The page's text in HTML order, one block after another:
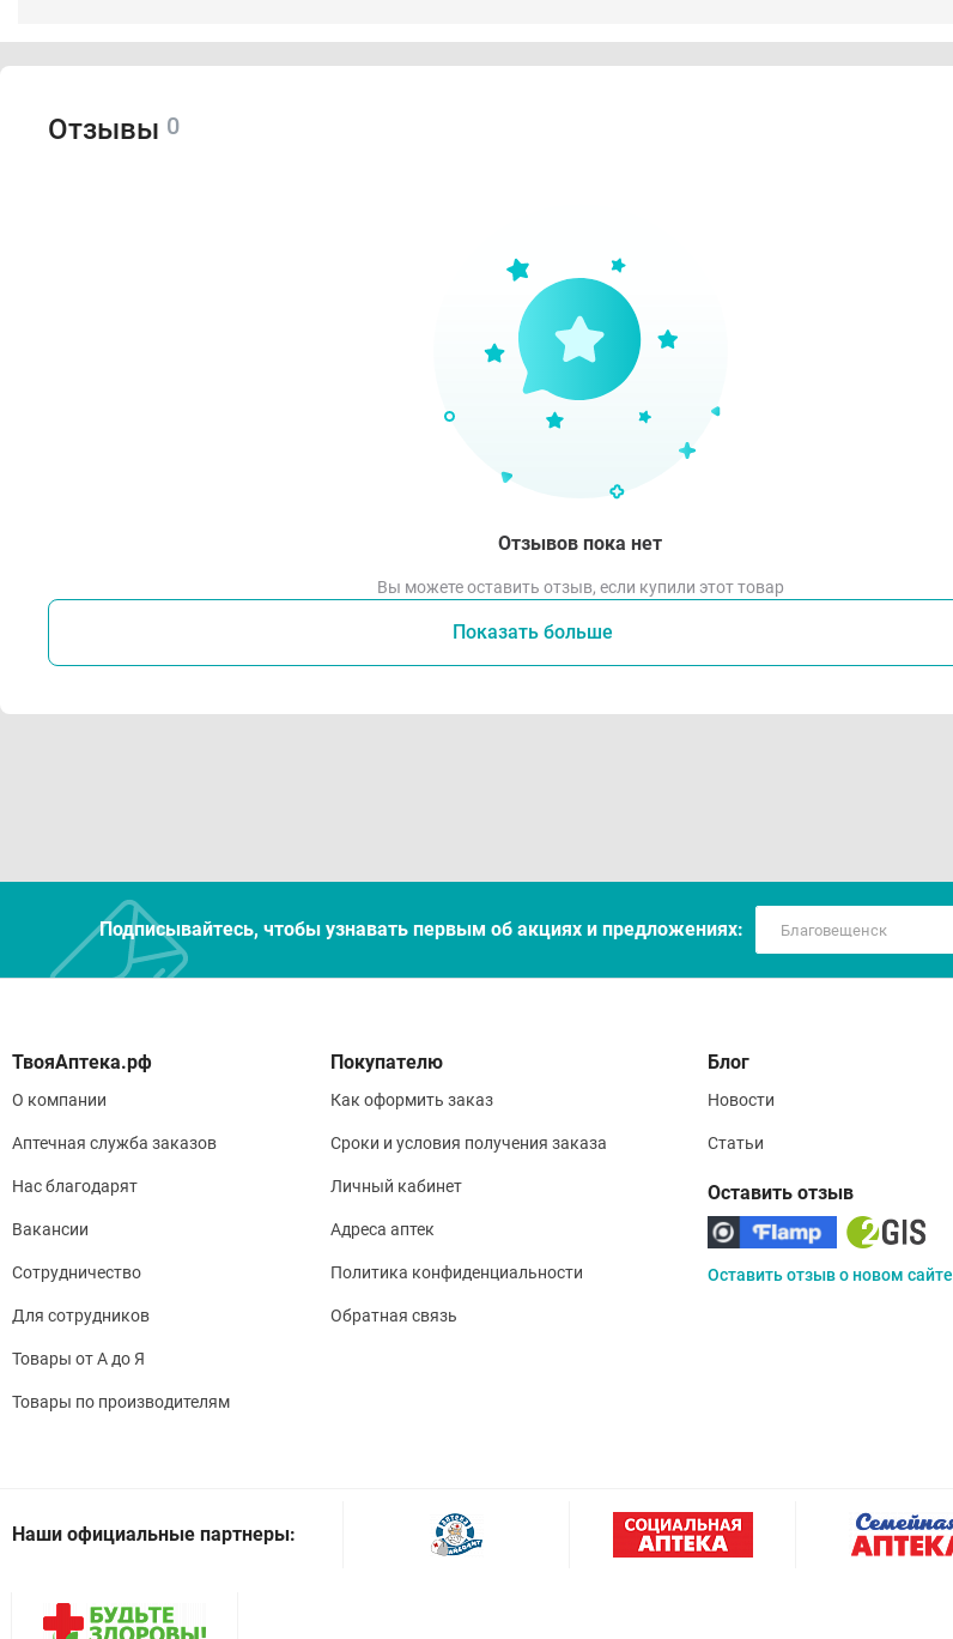
Отзывы 0
Отзывов пока нет
Вы можете оставить отзыв, если купили этот товар
Показать больше
Подписывайтесь, чтобы узнавать первым об акцияx и предложениях:
О компании
Аптечная служба заказов
Нас благодарят
Вакансии
Сотрудничество
Для сотрудников
Товары от А до Я
Товары по производителям
Покупателю
Как оформить заказ
Сроки и условия получения заказа
Личный кабинет
Адреса аптек
Политика конфиденциальности
Обратная связь
Блог
Новости
Статьи
Оставить отзыв
Оставить отзыв о новом сайте
Наши официальные партнеры: